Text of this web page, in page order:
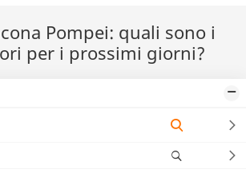
Pompei: quali sono i
per i prossimi giorni?